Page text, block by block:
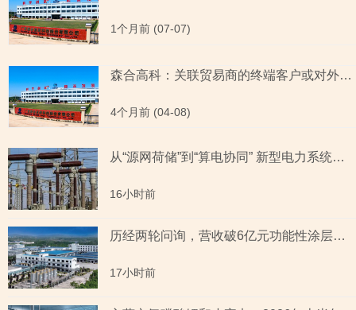
1个月前 (07-07)
森合高科：关联贸易商的终端客户或对外销售产品 核心技术创新类型或现信披疑云
4个月前 (04-08)
从“源网荷储”到“算电协同” 新型电力系统指数全景透视六大赛道
16小时前
历经两轮问询，营收破6亿元功能性涂层材料企业“撤稿”，应收账款坏账计提充分性及销售费用率低于同行均值合理性遭“连环问”
17小时前